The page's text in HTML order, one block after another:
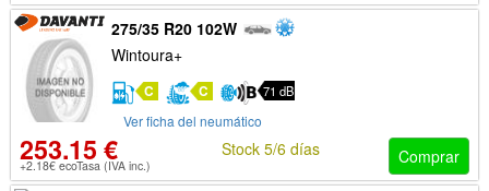
275/35 R20 102W
Wintoura+
C C 71 dB
Ver ficha del neumático
253.15 €
+2.18€ ecoTasa (IVA inc.) Comprar
Stock 5/6 días